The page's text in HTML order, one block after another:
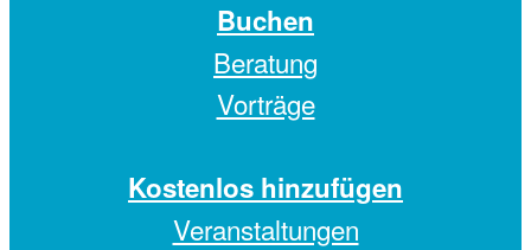
Buchen
Beratung
Vorträge
Kostenlos hinzufügen
Veranstaltungen